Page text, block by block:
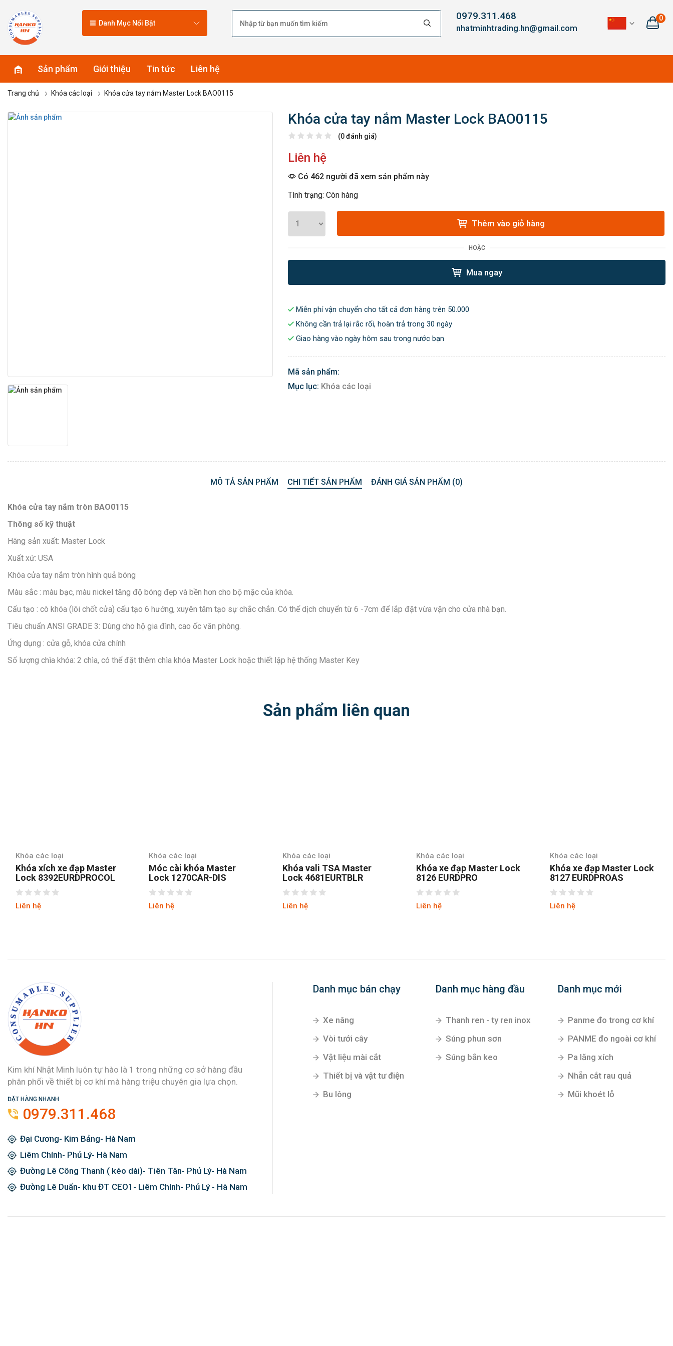
Danh Mục Nổi Bật
0979.311.468
nhatminhtrading.hn@gmail.com
0
Sản phẩm Giới thiệu Tin tức Liên hệ
Trang chủ Khóa các loại Khóa cửa tay nắm Master Lock BAO0115
Khóa cửa tay nắm Master Lock BAO0115
(0 đánh giá)
Liên hệ
Có 462 người đã xem sản phẩm này
Tình trạng: Còn hàng
Thêm vào giỏ hàng
HOẶC
Mua ngay
Miễn phí vận chuyển cho tất cả đơn hàng trên 50.000
Không cần trả lại rắc rối, hoàn trả trong 30 ngày
Giao hàng vào ngày hôm sau trong nước bạn
Mã sản phẩm:
Mục lục: Khóa các loại
MÔ TẢ SẢN PHẨM CHI TIẾT SẢN PHẨM ĐÁNH GIÁ SẢN PHẨM (0)
Khóa cửa tay nắm tròn BAO0115
Thông số kỹ thuật
Hãng sản xuất: Master Lock
Xuất xứ: USA
Khóa cửa tay nắm tròn hình quả bóng
Màu sắc : màu bạc, màu nickel tăng độ bóng đẹp và bền hơn cho bộ mặc của khóa.
Cấu tạo : cò khóa (lõi chốt cửa) cấu tạo 6 hướng, xuyên tâm tạo sự chắc chắn. Có thể dịch chuyển từ 6 -7cm để lắp đặt vừa vặn cho cửa nhà bạn.
Tiêu chuẩn ANSI GRADE 3: Dùng cho hộ gia đình, cao ốc văn phòng.
Ứng dụng : cửa gỗ, khóa cửa chính
Số lượng chìa khóa: 2 chìa, có thể đặt thêm chìa khóa Master Lock hoặc thiết lập hệ thống Master Key
Sản phẩm liên quan
Khóa các loại
Khóa xích xe đạp Master
Lock 8392EURDPROCOL
Liên hệ
Khóa các loại
Móc cài khóa Master
Lock 1270CAR-DIS
Liên hệ
Khóa các loại
Khóa vali TSA Master
Lock 4681EURTBLR
Liên hệ
Khóa các loại
Khóa xe đạp Master Lock
8126 EURDPRO
Liên hệ
Khóa các loại
Khóa xe đạp Master Lock
8127 EURDPROAS
Liên hệ
Kim khí Nhật Minh luôn tự hào là 1 trong những cơ sở hàng đầu
phân phối về thiết bị cơ khí mà hàng triệu chuyên gia lựa chọn.
ĐẶT HÀNG NHANH
0979.311.468
Đại Cương- Kim Bảng- Hà Nam
Liêm Chính- Phủ Lý- Hà Nam
Đường Lê Công Thanh ( kéo dài)- Tiên Tân- Phủ Lý- Hà Nam
Đường Lê Duẩn- khu ĐT CEO1- Liêm Chính- Phủ Lý - Hà Nam
Danh mục bán chạy
Xe nâng
Vòi tưới cây
Vật liệu mài cắt
Thiết bị và vật tư điện
Bu lông
Danh mục hàng đầu
Thanh ren - ty ren inox
Súng phun sơn
Súng bắn keo
Danh mục mới
Panme đo trong cơ khí
PANME đo ngoài cơ khí
Pa lăng xích
Nhẵn cắt rau quả
Mũi khoét lỗ